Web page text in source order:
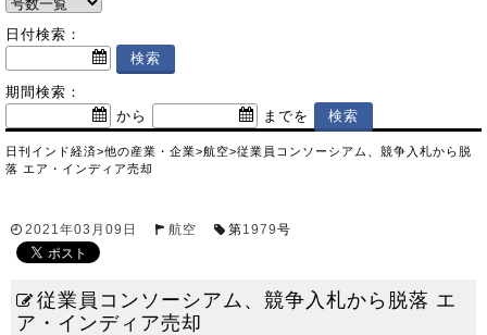
日付検索：
期間検索：
から
までを
日刊インド経済>他の産業・企業>航空>従業員コンソーシアム、競争入札から脱
落 エア・インディア売却
2021年03月09日 航空 第1979号
従業員コンソーシアム、競争入札から脱落 エ
ア・インディア売却